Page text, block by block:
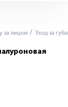
за лицом Уход за